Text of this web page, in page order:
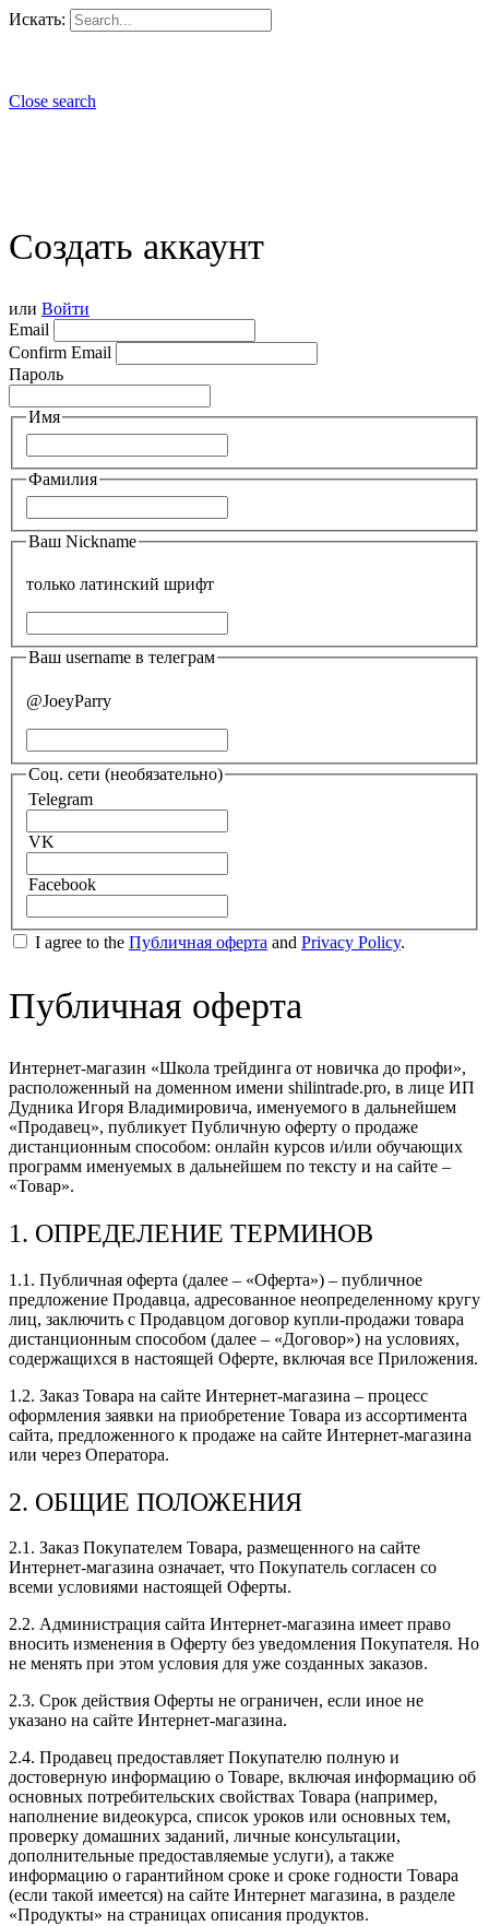
Искать:
Close search
Создать аккаунт
или Войти
Email
Confirm Email
Пароль
Имя
Фамилия
Ваш Nickname
только латинский шрифт
Ваш username в телеграм
@JoeyParry
Соц. сети (необязательно)
Telegram
VK
Facebook
I agree to the Публичная оферта and Privacy Policy.
Публичная оферта
Интернет-магазин «Школа трейдинга от новичка до профи»,
расположенный на доменном имени shilintrade.pro, в лице ИП
Дудника Игоря Владимировича, именуемого в дальнейшем
«Продавец», публикует Публичную оферту о продаже
дистанционным способом: онлайн курсов и/или обучающих
программ именуемых в дальнейшем по тексту и на сайте –
«Товар».
1. ОПРЕДЕЛЕНИЕ ТЕРМИНОВ
1.1. Публичная оферта (далее – «Оферта») – публичное
предложение Продавца, адресованное неопределенному кругу
лиц, заключить с Продавцом договор купли-продажи товара
дистанционным способом (далее – «Договор») на условиях,
содержащихся в настоящей Оферте, включая все Приложения.
1.2. Заказ Товара на сайте Интернет-магазина – процесс
оформления заявки на приобретение Товара из ассортимента
сайта, предложенного к продаже на сайте Интернет-магазина
или через Оператора.
2. ОБЩИЕ ПОЛОЖЕНИЯ
2.1. Заказ Покупателем Товара, размещенного на сайте
Интернет-магазина означает, что Покупатель согласен со
всеми условиями настоящей Оферты.
2.2. Администрация сайта Интернет-магазина имеет право
вносить изменения в Оферту без уведомления Покупателя. Но
не менять при этом условия для уже созданных заказов.
2.3. Срок действия Оферты не ограничен, если иное не
указано на сайте Интернет-магазина.
2.4. Продавец предоставляет Покупателю полную и
достоверную информацию о Товаре, включая информацию об
основных потребительских свойствах Товара (например,
наполнение видеокурса, список уроков или основных тем,
проверку домашних заданий, личные консультации,
дополнительные предоставляемые услуги), а также
информацию о гарантийном сроке и сроке годности Товара
(если такой имеется) на сайте Интернет магазина, в разделе
«Продукты» на страницах описания продуктов.